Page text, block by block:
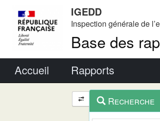
IGEDD
Inspection générale de
Base des
Accueil Rapports
Navigation
et
outils
contextuel
Recherche